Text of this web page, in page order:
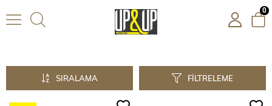
0
FILTRELEME
SIRALAMA